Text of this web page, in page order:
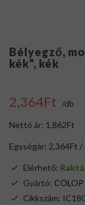
Bélyegző,
kék", kék
2,364Ft /db
Nettó ár: 1,862Ft
Egységár: 2,364Ft /
Elérhető:
Gyártó: COLOP
Cikkszám: